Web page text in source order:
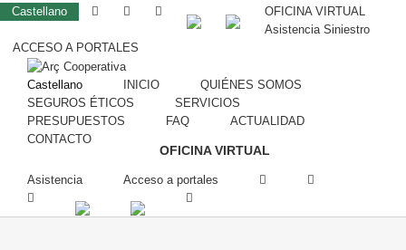
Castellano
OFICINA VIRTUAL
Asistencia Siniestro
ACCESO A PORTALES
Castellano INICIO
QUIÉNES SOMOS
SEGUROS ÉTICOS
SERVICIOS
PRESUPUESTOS
FAQ
ACTUALIDAD
CONTACTO
OFICINA VIRTUAL
Asistencia Acceso a portales